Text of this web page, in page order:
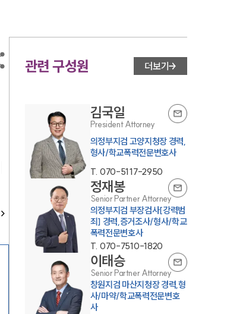
관련 구성원 더보기
김국일
President Attorney
의정부지검 고양지청장 경력,
형사/학교폭력전문변호사
T. 070-5117-2950
정재봉
Senior Partner Attorney
의정부지검 부장검사[강력범
죄] 경력,증거조사/형사/학교
폭력전문변호사
T. 070-7510-1820
이태승
Senior Partner Attorney
창원지검 마산지청장 경력,형
사/마약/학교폭력전문변호
사